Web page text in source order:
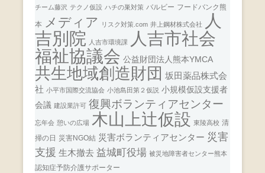
チーム藤沢 テクノ仮設 ハチの巣対策 バルビー フードバンク熊
本 メディア リスク対策.com 井上鋼材株式会社
人
吉別院
人吉市環境課
人吉市社会
福祉協議会 公益財団法人熊本YMCA
共生地域創造財団 坂田薬品株式会
社 小平市国際交流協会 小池島田第２仮説 小規模仮設支援者
会議 建設業許可 復興ボランティアセンター
忘年会 憩いの広場 木山上辻仮設 東陵高校 清
掃の日 災害NGO結 災害ボランティアセンター 災害
支援 生木撤去 益城町役場 被災地障害者センター熊本
認知症予防介護サポーター